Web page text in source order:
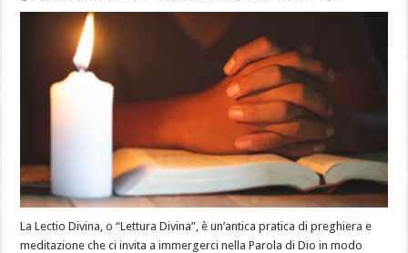
La Lectio Divina, o “Lettura Divina”, è un’antica pratica di preghiera e
meditazione che ci invita a immergerci nella Parola di Dio in modo